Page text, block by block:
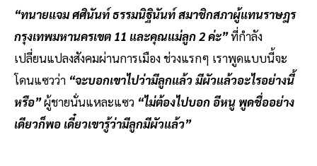
“ทนายแจม ศศินันท์ ธรรมนิฐินันท์ สมาชิกสภาผู้แทนราษฎร
กรุงเทพมหานครเขต 11 และคุณแม่ลูก 2 ค่ะ”ที่กำลัง
เปลี่ยนแปลงสังคมผ่านการเมือง ช่วงแรกๆ เราพูดแบบนี้จะ
โดนแซวว่า “จะบอกเขาไปว่ามีลูกแล้ว มีผัวแล้วอะไรอย่างนี้
หรือ”ผู้ชายนั่นแหละแซว “ไม่ต้องไปบอก อีหนู พูดชื่ออย่าง
เดียวก็พอ เดี๋ยวเขารู้ว่ามีลูกมีผัวแล้ว”